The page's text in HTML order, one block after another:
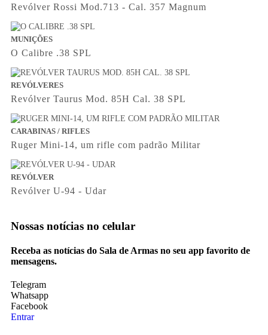
Revólver Rossi Mod.713 - Cal. 357 Magnum
MUNIÇÕES
O Calibre .38 SPL
REVÓLVERES
Revólver Taurus Mod. 85H Cal. 38 SPL
CARABINAS / RIFLES
Ruger Mini-14, um rifle com padrão Militar
REVÓLVER
Revólver U-94 - Udar
Nossas notícias no celular
Receba as notícias do Sala de Armas no seu app favorito de
mensagens.
Telegram
Whatsapp
Facebook
Entrar